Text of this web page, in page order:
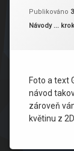
Publikováno
Kategorie:
Návody ...
Foto a text
návod
zároveň
květinu z